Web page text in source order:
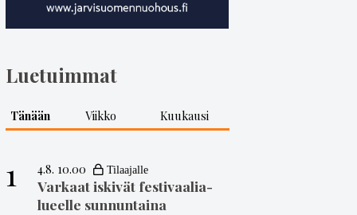
Luetuimmat
Tänään Viikko Kuukausi
1 4.8. 10.00
Varkaat iskivät festivaa­li­a­
lueelle sunnuntaina